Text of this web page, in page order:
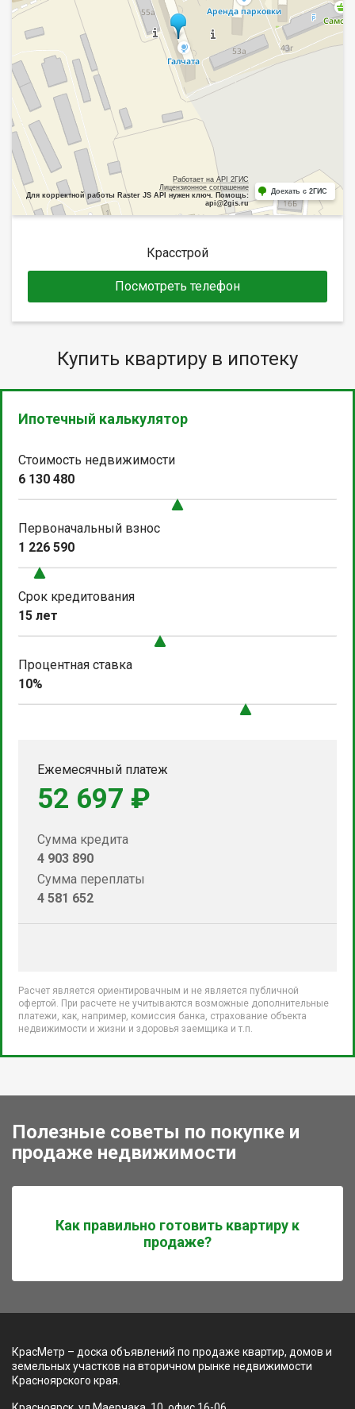
Работает на API 2ГИС
Лицензионное соглашение
Для корректной работы Raster JS API нужен ключ. Помощь:
api@2gis.ru
Доехать с 2ГИС
Красстрой
Посмотреть телефон
Купить квартиру в ипотеку
Ипотечный калькулятор
Стоимость недвижимости
6 130 480
Первоначальный взнос
1 226 590
Срок кредитования
15 лет
Процентная ставка
10%
Ежемесячный платеж
52 697 ₽
Сумма кредита
4 903 890
Сумма переплаты
4 581 652
Расчет является ориентировачным и не является публичной
офертой. При расчете не учитываются возможные дополнительные
платежи, как, например, комиссия банка, страхование объекта
недвижимости и жизни и здоровья заемщика и т.п.
Полезные советы по покупке и
продаже недвижимости
Как правильно готовить квартиру к
продаже?
КрасМетр – доска объявлений по продаже квартир, домов и
земельных участков на вторичном рынке недвижимости
Красноярского края.